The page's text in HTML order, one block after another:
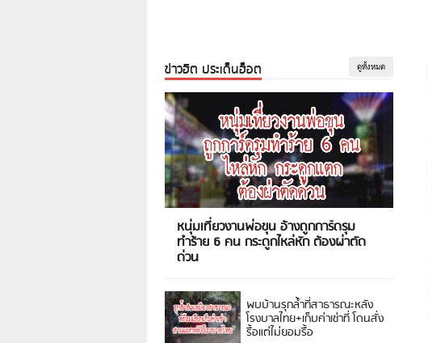
ข่าวฮิต ประเด็นฮ็อต ดูทั้งหมด
หนุ่มเที่ยวงานพ่อขุน อ้างถูกการ์ดรุม
ทำร้าย 6 คน กระดูกไหล่หัก ต้องผ่าตัด
ด่วน
พบบ้านรุกล้ำที่สาธารณะหลัง
โรงบาลไทย+เก็บค่าเช่าที่ โดนสั่ง
รื้อแต่ไม่ยอมรื้อ